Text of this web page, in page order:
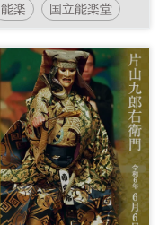
能楽 国立能楽堂